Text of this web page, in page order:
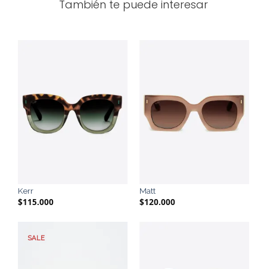
También te puede interesar
Kerr
$115.000
Matt
$120.000
SALE